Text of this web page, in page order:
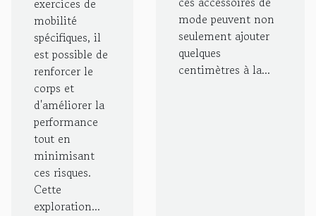
exercices de
mobilité
spécifiques, il
est possible de
renforcer le
corps et
d'améliorer la
performance
tout en
minimisant
ces risques.
Cette
exploration...
mode peuvent non
seulement ajouter
quelques
centimètres à la...